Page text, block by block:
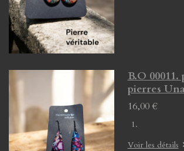
B.O 00011.
pierres
16,00 €
Voir les détails